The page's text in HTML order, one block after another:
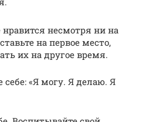
несмотря ни на
на первое место,
их на другое время.
«Я могу. Я делаю. Я